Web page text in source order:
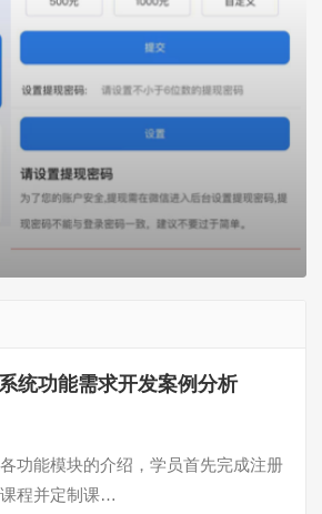
统功能需求开发案例分析
功能模块的介绍，学员首先完成注册
程并定制课…